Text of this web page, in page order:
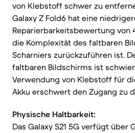
von Klebstoff schwer zu
Galaxy Z Fold6 hat eine
Reparierbarkeitsbewertung von
die Komplexität des faltbaren
Scharniers zurückzuführen ist.
faltbaren Bildschirms ist
Verwendung von Klebstoff für
Akku erschwert den Zugang zu
Physische Haltbarkeit:
Das Galaxy S21 5G verfügt über